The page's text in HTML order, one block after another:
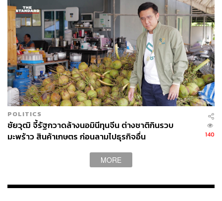
POLITICS
ชัยวุฒิ จี้รัฐกวาดล้างนอมินีทุนจีน ต่างชาติกินรวบ
มะพร้าว สินค้าเกษตร ก่อนลามไปธุรกิจอื่น
140
MORE